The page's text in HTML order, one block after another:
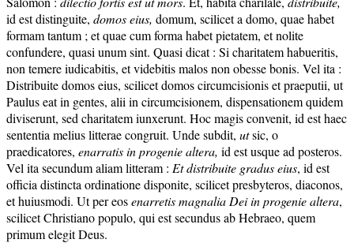
id est distinguite, domos eius, domum, scilicet a domo, quae habet
formam tantum ; et quae cum forma habet pietatem, et nolite
confundere, quasi unum sint. Quasi dicat : Si charitatem habueritis,
non temere iudicabitis, et videbitis malos non obesse bonis. Vel ita :
Distribuite domos eius, scilicet domos circumcisionis et praeputii, ut
Paulus eat in gentes, alii in circumcisionem, dispensationem quidem
diviserunt, sed charitatem iunxerunt. Hoc magis convenit, id est haec
sententia melius litterae congruit. Unde subdit, utsic, o
praedicatores, enarratis in progenie altera, id est usque ad posteros.
Vel ita secundum aliam litteram : Et distribuite gradus eius, id est
officia distincta ordinatione disponite, scilicet presbyteros, diaconos,
et huiusmodi. Ut per eosenarretis magnalia Dei in progenie altera,
scilicet Christiano populo, qui est secundus ab Hebraeo, quem
primum elegit Deus.